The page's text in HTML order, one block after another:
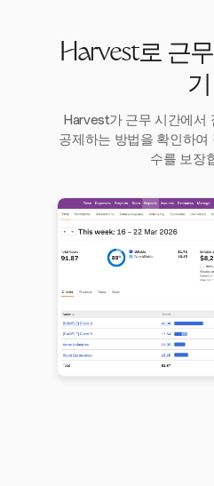
Harvest로 근
기
Harvest가 근무 시간에서
공제하는 방법을 확인하여
수를 보장